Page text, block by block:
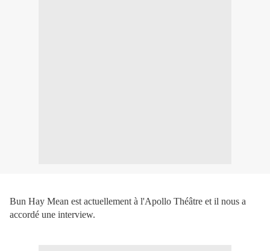
Bun Hay Mean est actuellement à l'Apollo Théâtre et il nous a
accordé une interview.